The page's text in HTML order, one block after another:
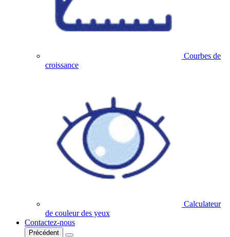
Courbes de
croissance
Calculateur
de couleur des yeux
Contactez-nous
Précédent